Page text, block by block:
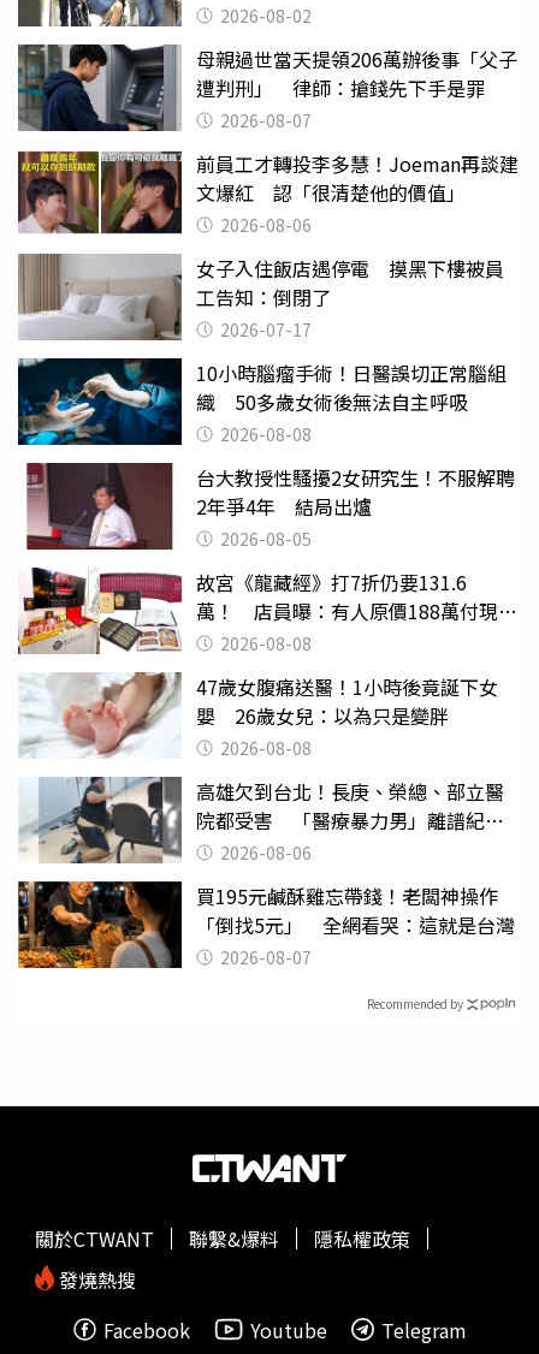
2026-08-02
母親過世當天提領206萬辦後事「父子
遭判刑」 律師：搶錢先下手是罪
2026-08-07
前員工才轉投李多慧！Joeman再談建
文爆紅 認「很清楚他的價值」
2026-08-06
女子入住飯店遇停電 摸黑下樓被員
工告知：倒閉了
2026-07-17
10小時腦瘤手術！日醫誤切正常腦組
織 50多歲女術後無法自主呼吸
2026-08-08
台大教授性騷擾2女研究生！不服解聘
2年爭4年 結局出爐
2026-08-05
故宮《龍藏經》打7折仍要131.6
萬！ 店員曝：有人原價188萬付現購
買 2026-08-08
47歲女腹痛送醫！1小時後竟誕下女
嬰 26歲女兒：以為只是變胖
2026-08-08
高雄欠到台北！長庚、榮總、部立醫
院都受害 「醫療暴力男」離譜紀錄
曝光2026-08-06
買195元鹹酥雞忘帶錢！老闆神操作
「倒找5元」 全網看哭：這就是台灣
2026-08-07
Recommended by
關於CTWANT 聯繫&爆料
隱私權政策
發燒熱搜
Facebook
Youtube Telegram